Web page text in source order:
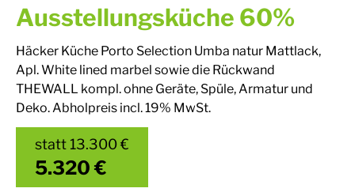
Quooker
Luftbett Schnell
Über uns
Kontakt
Ausstellungsküche 60%
Häcker Küche Porto Selection Umba natur Mattlack,
Apl. White lined marbel sowie die Rückwand
THEWALL kompl. ohne Geräte, Spüle, Armatur und
Deko. Abholpreis incl. 19% MwSt.
statt 13.300 €
5.320 €